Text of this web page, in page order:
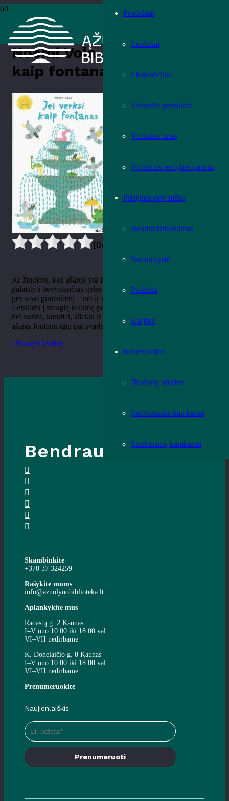
Produktai
Leidiniai
Ekspozicijos
Virtualūs produktai
Virtualus turas
Virtualios realybės patirtis
Prisijunk prie mūsų
Bendradarbiavimas
Savanorystė
Praktika
Karjera
Rezervacijos
Išradimų būstinė
Individualūs kambariai
Susibūrimų kambariai
Vaikų literatūra›Noemi Vola „Jei
verksi kaip fontanas“
Noemi Vola „Jei verksi
kaip fontanas“
[Bendrai:
Ar žinojote, kad ašaros yra labai naudingos? Jomis galima
palaistyti bevystančias gėles ar sunokinti kriaušes, o verkiant
per savo gimtadienį – net ir užgesinti žvakutes ant torto!
Leiskitės į smagią kelionę po ašarų karalystę, kurioje pravirksta
net varlės, karaliai, sliekai ir kiečiausi akmenys. Juk išlieti
ašaras fontanu taip pat svarbu, kaip ir kvatotis iš džiaugsmo.
Užsakyti leidinį
Bendraukime
Skambinkite
+370 37 324259
Rašykite mums
info@azuolynobiblioteka.lt
Aplankykite mus
Radastų g. 2 Kaunas
I–V nuo 10.00 iki 18.00 val.
VI–VII nedirbame
K. Donelaičio g. 8 Kaunas
I–V nuo 10.00 iki 18.00 val.
VI–VII nedirbame
Prenumeruokite
Naujienlaiškis
Prenumeruoti